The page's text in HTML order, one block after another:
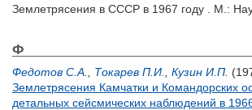
Землетрясения в СССР в 1967 году . М.:
Ф
Федотов С.А. Токарев П.И. Кузин И.П.
Землетрясения Камчатки и Командорских
детальных сейсмических наблюдений в 1966